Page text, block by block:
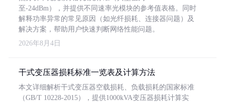
至-24dBm），并提供不同速率光模块的参考值表格。同时
解释功率异常的常见原因（如光纤损耗、连接器问题）及
解决方案，帮助用户快速判断网络性能问题。
2026年8月4日
干式变压器损耗标准一览表及计算方法
本文详细解析干式变压器空载损耗、负载损耗的国家标准
（GB/T 10228-2015），提供1000kVA变压器损耗计算实